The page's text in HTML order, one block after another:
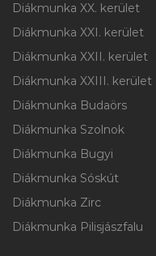
Diákmunka XX. kerület
Diákmunka XXI. kerület
Diákmunka XXII. kerület
Diákmunka XXIII. kerület
Diákmunka Budaörs
Diákmunka Szolnok
Diákmunka Bugyi
Diákmunka Sóskút
Diákmunka Zirc
Diákmunka Pilisjászfalu